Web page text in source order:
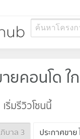
ค้นหาโครงก
ยคอนโด ใ
เริ่มรีวิวโซนนี้
บาล 3 ประกาศขา